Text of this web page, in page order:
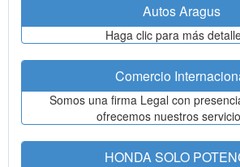
Autos Aragus
Haga clic para más
Comercio
Somos una firma Legal con
ofrecemos nuestros
HONDA SOLO